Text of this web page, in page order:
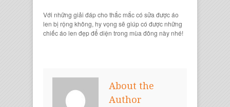
Với những giải đáp cho thắc mắccó sửa được áo
len bị rộng không, hy vọng sẽ giúp có được những
chiếc áo len đẹp để diện trong mùa đông này nhé!
About the
Author